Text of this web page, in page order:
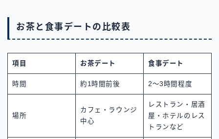
お茶と食事デートの比較表
項目 お茶デート 食事デート
時間 約1時間前後 2〜3時間程度
場所
カフェ・ラウンジ
中心
レストラン・居酒
屋・ホテルのレス
トランなど